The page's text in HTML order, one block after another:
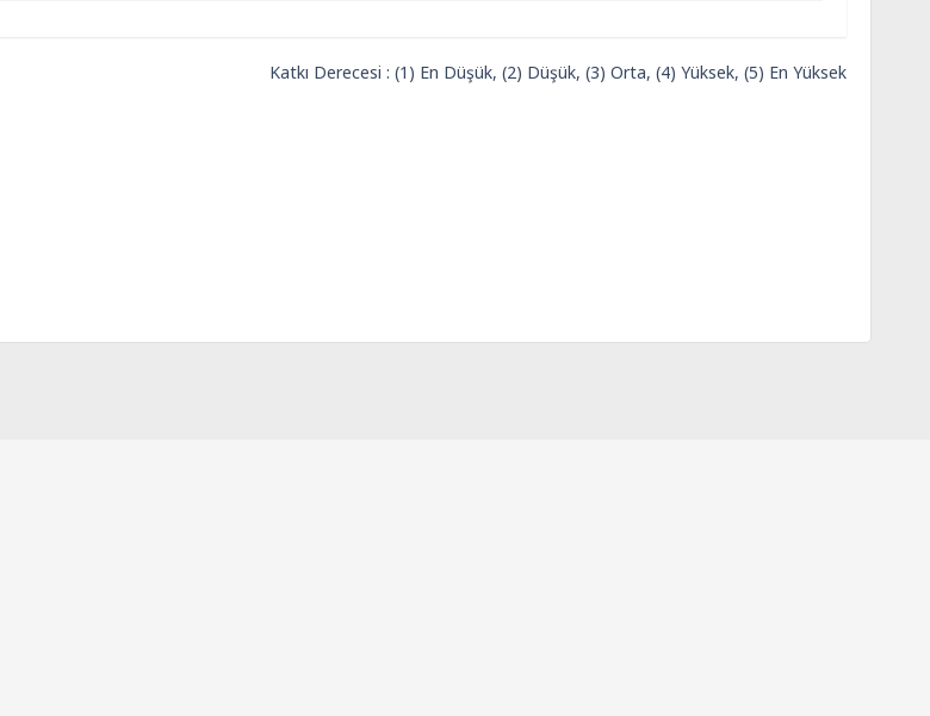
Katkı Derecesi : (1) En Düşük, (2) Düşük, (3) Orta, (4) Yüksek, (5) En Yüksek